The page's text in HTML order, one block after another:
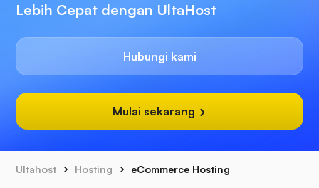
Lebih Cepat dengan UltaHost
Hubungi kami
Mulai sekarang
Ultahost Hosting eCommerce Hosting